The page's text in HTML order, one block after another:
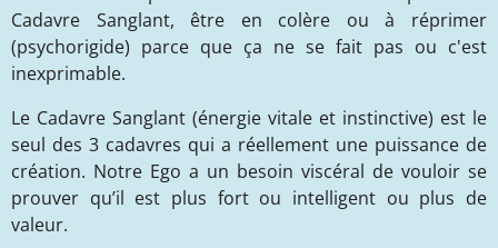
Cadavre Sanglant, être en colère ou à réprimer
(psychorigide) parce que ça ne se fait pas ou c'est
inexprimable.
Le Cadavre Sanglant (énergie vitale et instinctive) est le
seul des 3 cadavres qui a réellement une puissance de
création. Notre Ego a un besoin viscéral de vouloir se
prouver qu’il est plus fort ou intelligent ou plus de
valeur.